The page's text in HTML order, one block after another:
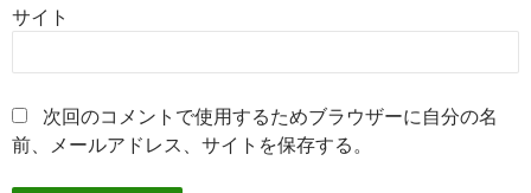
サイト
次回のコメントで使用するためブラウザーに自分の名
前、メールアドレス、サイトを保存する。